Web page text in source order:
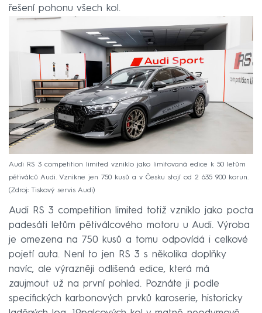
řešení pohonu všech kol.
Audi RS 3 competition limited vzniklo jako limitovaná edice k 50 letům
pětiválců Audi. Vznikne jen 750 kusů a v Česku stojí od 2 635 900 korun.
Zdroj: Tiskový servis Audi
Audi RS 3 competition limited totiž vzniklo jako pocta
padesáti letům pětiválcového motoru u Audi. Výroba
je omezena na 750 kusů a tomu odpovídá i celkové
pojetí auta. Není to jen RS 3 s několika doplňky
navíc, ale výrazněji odlišená edice, která má
zaujmout už na první pohled. Poznáte ji podle
specifických karbonových prvků karoserie, historicky